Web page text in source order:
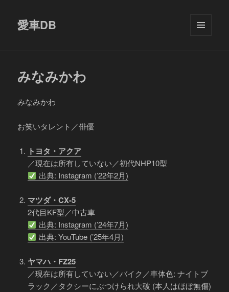
愛車DB
みなみかわ
みなみかわ
お笑いタレント／俳優
トヨタ・アクア
／現在は所有していない／初代NHP10型
出典: Instagram (’22年2月)
マツダ・CX-5
2代目KF型／中古車
出典: Instagram (’24年7月)
出典: YouTube (’25年4月)
ヤマハ・FZ25
／現在は所有していない／バイク／車体色: ナイトブ
ラック／タクシーにぶつけられ大破 (本人はほぼ無傷)